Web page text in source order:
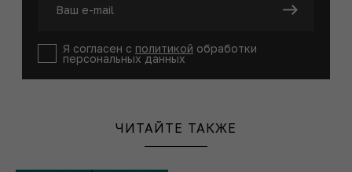
Я согласен с политикой обработки
персональных данных
ЧИТАЙТЕ ТАКЖЕ